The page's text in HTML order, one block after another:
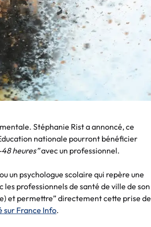
Stéphanie Rist a annoncé, ce
nationale pourront bénéficier
heures”avec un professionnel.
un psychologue scolaire qui repère une
professionnels de santé de ville de son
et permettre” directement cette prise de
sur France Info.